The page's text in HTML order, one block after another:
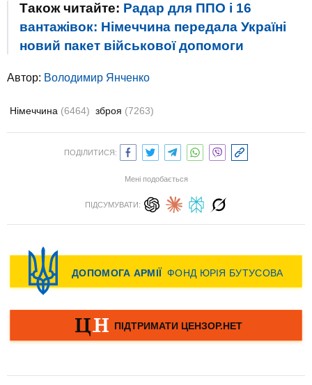
Також читайте: Радар для ППО і 16
вантажівок: Німеччина передала Україні
новий пакет військової допомоги
Автор: Володимир Янченко
Німеччина (6464) зброя (7263)
ПОДІЛИТИСЯ:
Мені подобається
ПІДСУМУВАТИ: